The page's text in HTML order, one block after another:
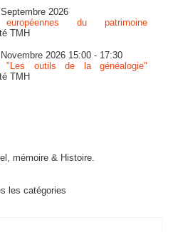
2026
européennes du patrimoine
TMH
2026 15:00 - 17:30
"Les outils de la généalogie"
TMH
mémoire & Histoire.
les catégories